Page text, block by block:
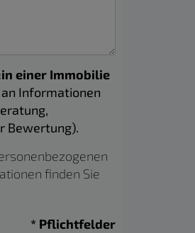
einer Immobilie
Informationen
Bewertung).
finden Sie
* Pflichtfelder